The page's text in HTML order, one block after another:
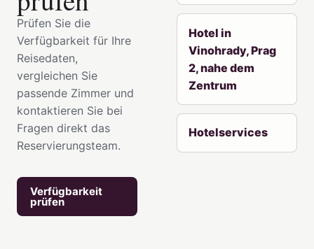
Prüfen Sie die
Verfügbarkeit für Ihre
Reisedaten,
vergleichen Sie
passende Zimmer und
kontaktieren Sie bei
Fragen direkt das
Reservierungsteam.
Verfügbarkeit
prüfen
Hotel in
Vinohrady, Prag
2, nahe dem
Zentrum
Hotelservices